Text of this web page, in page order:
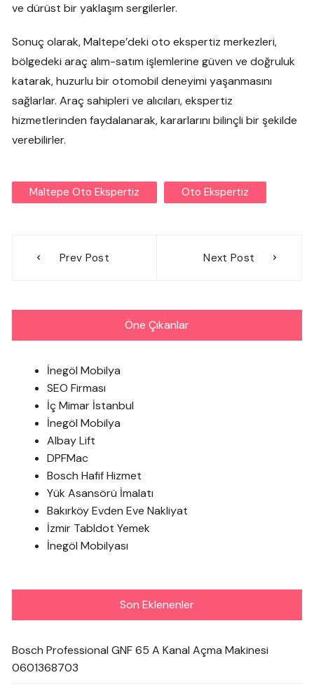
ve dürüst bir yaklaşım sergilerler.
Sonuç olarak, Maltepe’deki oto ekspertiz merkezleri,
bölgedeki araç alım-satım işlemlerine güven ve doğruluk
katarak, huzurlu bir otomobil deneyimi yaşanmasını
sağlarlar. Araç sahipleri ve alıcıları, ekspertiz
hizmetlerinden faydalanarak, kararlarını bilinçli bir şekilde
verebilirler.
Maltepe Oto Ekspertiz Oto Ekspertiz
gezinmesi
Prev Post Next Post
Öne Çıkanlar
İnegöl Mobilya
SEO Firması
İç Mimar İstanbul
İnegöl Mobilya
Albay Lift
DPFMac
Bosch Hafif Hizmet
Yük Asansörü İmalatı
Bakırköy Evden Eve Nakliyat
İzmir Tabldot Yemek
İnegöl Mobilyası
Son Eklenenler
Bosch Professional GNF 65 A Kanal Açma Makinesi
0601368703